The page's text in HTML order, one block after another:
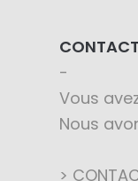
CONTACT
Vous
Nous
>